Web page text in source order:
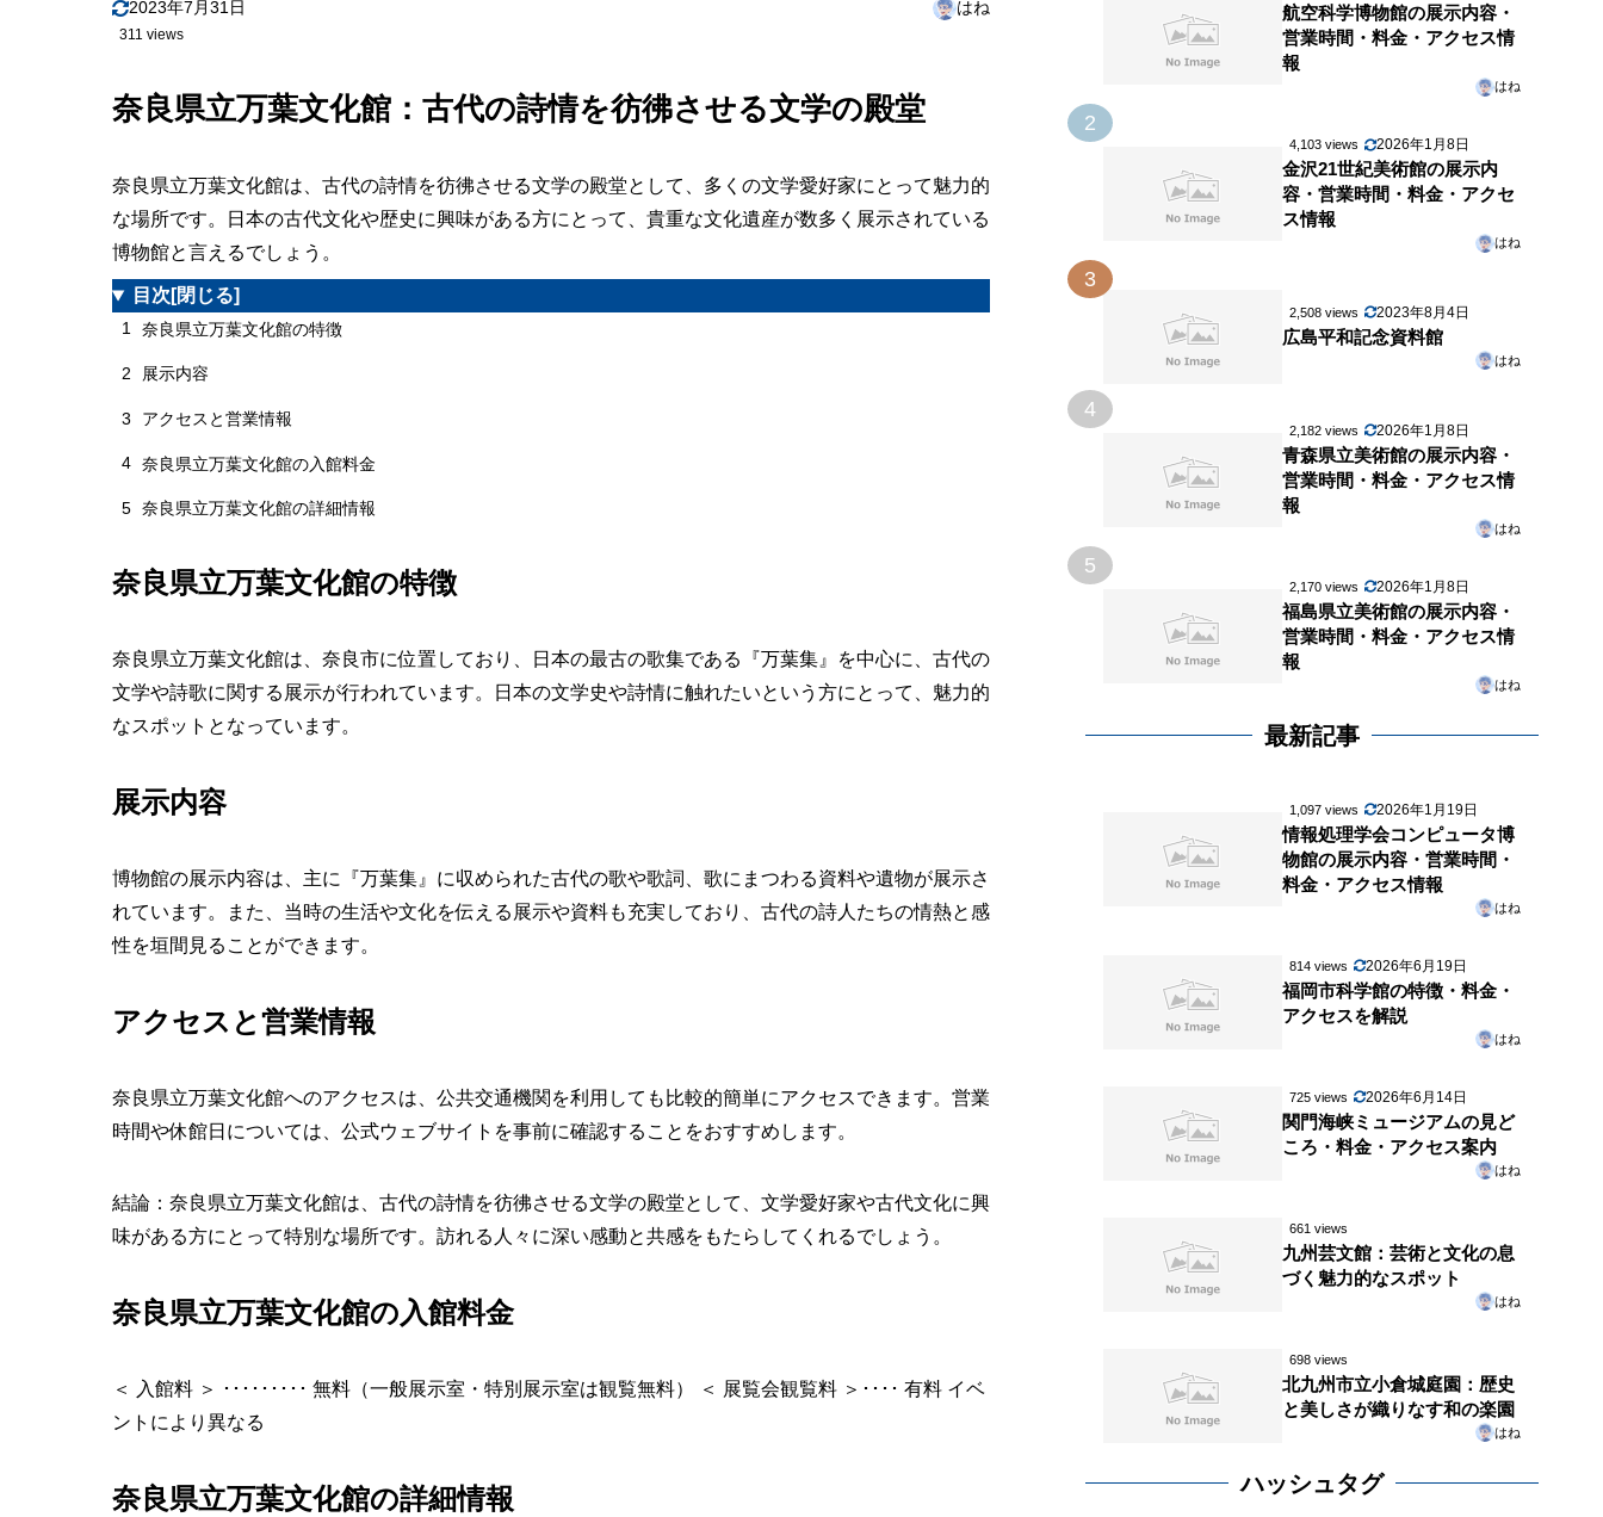
2023年7月31日 はね
311 views
奈良県立万葉文化館：古代の詩情を彷彿させる文学の殿堂
奈良県立万葉文化館は、古代の詩情を彷彿させる文学の殿堂として、多くの文学愛好家にとって魅力的
な場所です。日本の古代文化や歴史に興味がある方にとって、貴重な文化遺産が数多く展示されている
博物館と言えるでしょう。
目次 [閉じる]
1 奈良県立万葉文化館の特徴
2 展示内容
3 アクセスと営業情報
4 奈良県立万葉文化館の入館料金
5 奈良県立万葉文化館の詳細情報
奈良県立万葉文化館の特徴
奈良県立万葉文化館は、奈良市に位置しており、日本の最古の歌集である『万葉集』を中心に、古代の
文学や詩歌に関する展示が行われています。日本の文学史や詩情に触れたいという方にとって、魅力的
なスポットとなっています。
展示内容
博物館の展示内容は、主に『万葉集』に収められた古代の歌や歌詞、歌にまつわる資料や遺物が展示さ
れています。また、当時の生活や文化を伝える展示や資料も充実しており、古代の詩人たちの情熱と感
性を垣間見ることができます。
アクセスと営業情報
奈良県立万葉文化館へのアクセスは、公共交通機関を利用しても比較的簡単にアクセスできます。営業
時間や休館日については、公式ウェブサイトを事前に確認することをおすすめします。
結論：奈良県立万葉文化館は、古代の詩情を彷彿させる文学の殿堂として、文学愛好家や古代文化に興
味がある方にとって特別な場所です。訪れる人々に深い感動と共感をもたらしてくれるでしょう。
奈良県立万葉文化館の入館料金
＜ 入館料 ＞ ･････････ 無料（一般展示室・特別展示室は観覧無料） ＜ 展覧会観覧料 ＞････ 有料 イベ
ントにより異なる
奈良県立万葉文化館の詳細情報
航空科学博物館の展示内容・
営業時間・料金・アクセス情
報
はね
2
4,103 views 2026年1月8日
金沢21世紀美術館の展示内
容・営業時間・料金・アクセ
ス情報
はね
3
2,508 views 2023年8月4日
広島平和記念資料館
はね
4
2,182 views 2026年1月8日
青森県立美術館の展示内容・
営業時間・料金・アクセス情
報
はね
5
2,170 views 2026年1月8日
福島県立美術館の展示内容・
営業時間・料金・アクセス情
報
はね
最新記事
1,097 views 2026年1月19日
情報処理学会コンピュータ博
物館の展示内容・営業時間・
料金・アクセス情報
はね
814 views 2026年6月19日
福岡市科学館の特徴・料金・
アクセスを解説
はね
725 views 2026年6月14日
関門海峡ミュージアムの見ど
ころ・料金・アクセス案内
はね
661 views
九州芸文館：芸術と文化の息
づく魅力的なスポット
はね
698 views
北九州市立小倉城庭園：歴史
と美しさが織りなす和の楽園
はね
ハッシュタグ